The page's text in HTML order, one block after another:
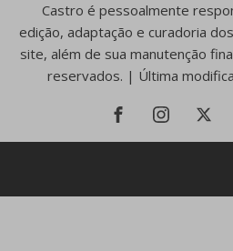
Castro é pessoalmente
edição, adaptação e curadoria
site, além de sua manutenção
reservados. | Última